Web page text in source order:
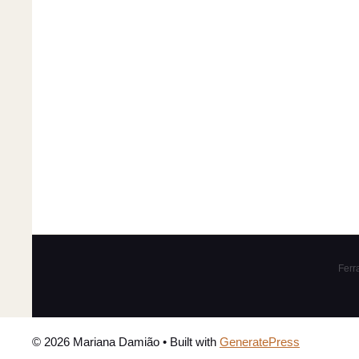
© 2026 Mariana Damião • Built with GeneratePress